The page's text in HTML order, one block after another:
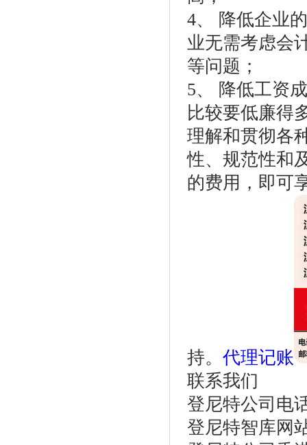
4、 降低企业
业无需考虑会
等问题；
5、 降低工资
比较要低廉得
理解和贯彻各
性、规范性和
的费用，即可
持。 代理记账
联系我们
登尼特公司电
登尼特智库网